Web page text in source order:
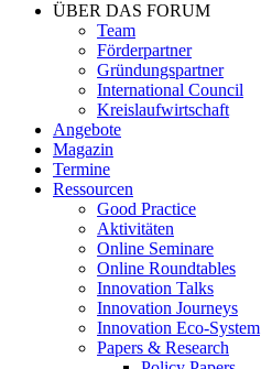
ÜBER DAS FORUM
Team
Förderpartner
Gründungspartner
International Council
Kreislaufwirtschaft
Angebote
Magazin
Termine
Ressourcen
Good Practice
Aktivitäten
Online Seminare
Online Roundtables
Innovation Talks
Innovation Journeys
Innovation Eco-System
Papers & Research